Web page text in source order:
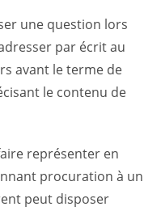
une question lors
par écrit au
avant le terme de
le contenu de
représenter en
procuration à un
peut disposer